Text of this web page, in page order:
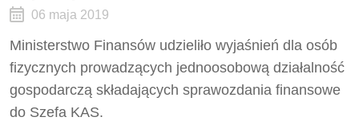
06 maja 2019
Ministerstwo Finansów udzieliło wyjaśnień dla osób
fizycznych prowadzących jednoosobową działalność
gospodarczą składających sprawozdania finansowe
do Szefa KAS.